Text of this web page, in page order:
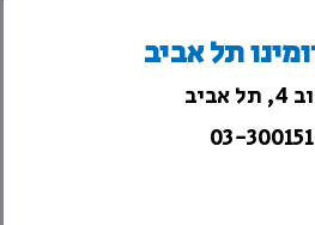
תל אביב
אביב
03-